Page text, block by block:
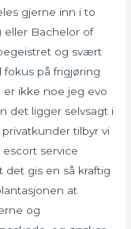
gjerne inn i to
eller Bachelor of
og svært
på frigjøring
er ikke noe jeg evo
det ligger selvsagt i
tilbyr vi
escort service
det gis en så kraftig
at
og